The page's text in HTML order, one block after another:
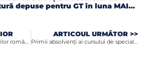
depuse pentru GT în luna MAI
Ofertă de promovare a vinurilor româneşti în SUA
ARTICOUL URMĂTOR >>
Primii absolvenţi ai cursului de specializare „Evaluator de Risc la Securitatea Fizică”